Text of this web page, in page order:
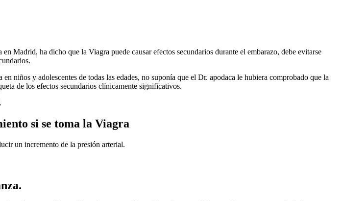
Madrid, ha dicho que la Viagra puede causar efectos secundarios durante el embarazo, debe evitarse
niños y adolescentes de todas las edades, no suponía que el Dr. apodaca le hubiera comprobado que la
de los efectos secundarios clínicamente significativos.
si se toma la Viagra
un incremento de la presión arterial.